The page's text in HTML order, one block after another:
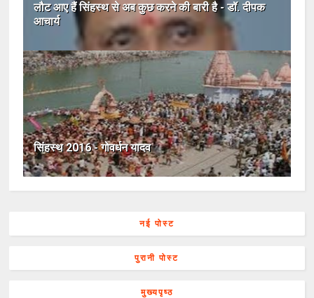
लौट आए हैं सिंहस्थ से अब कुछ करने की बारी है - डॉ. दीपक
आचार्य
सिंहस्थ 2016 - गोवर्धन यादव
नई पोस्ट
पुरानी पोस्ट
मुख्यपृष्ठ